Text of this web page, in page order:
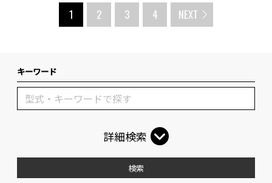
1 2 3 4 NEXT
キーワード
詳細検索
検索